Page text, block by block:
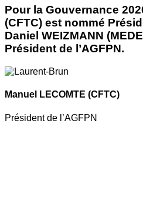
Pour la Gouvernance
(CFTC) est nommé
Daniel WEIZMANN
Président de l’AGFPN.
Manuel LECOMTE (CFTC)
Président de l’AGFPN